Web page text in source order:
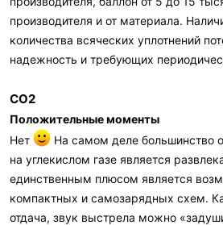
производителя и от материала.
количества всяческих уплотнений
надежность и требующих
СО2
Положительные моменты
Нет
На самом деле большинство
на углекислом газе является
единственным плюсом является
компактных и самозарядных схем.
отдача, звук выстрела можно